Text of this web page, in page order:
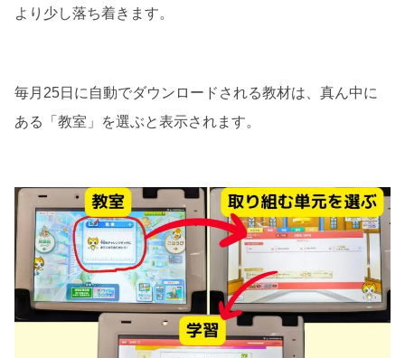
より少し落ち着きます。
毎月25日に自動でダウンロードされる教材は、真ん中に
ある「教室」を選ぶと表示されます。